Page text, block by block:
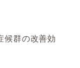
候群の改善効